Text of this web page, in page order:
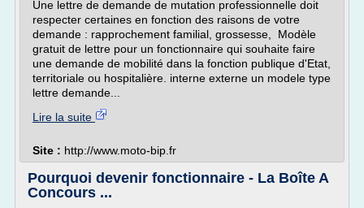
Une lettre de demande de mutation professionnelle doit
respecter certaines en fonction des raisons de votre
demande : rapprochement familial, grossesse, Modèle
gratuit de lettre pour un fonctionnaire qui souhaite faire
une demande de mobilité dans la fonction publique d'Etat,
territoriale ou hospitalière. interne externe un modele type
lettre demande...
Lire la suite
Site : http://www.moto-bip.fr
Pourquoi devenir fonctionnaire - La Boîte A
Concours ...